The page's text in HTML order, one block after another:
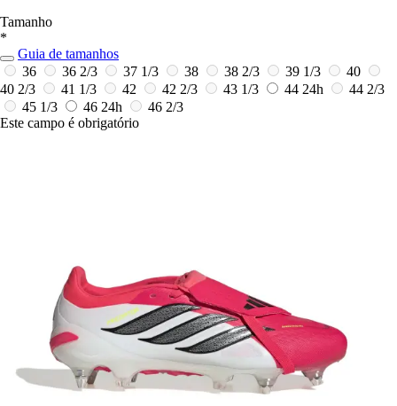
Tamanho
*
Guia de tamanhos
36
36 2/3 37 1/3 38 38 2/3 39 1/3
40
40 2/3
41 1/3 42 42 2/3 43 1/3 44 24h
44 2/3
45 1/3
46 24h
46 2/3
Este campo é obrigatório